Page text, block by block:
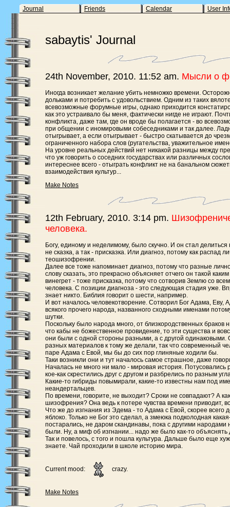
Journal Friends Calendar User
sabaytis' Journal
24th November, 2010. 11:52 am. Мысли о
Иногда возникает желание убить немножко времени.
дольками и потребить с удовольствием. Одним из таких
всевозможные форумные игры, однако приходится
как это устраивало бы меня, фактически нигде не играют.
конфликта, даже там, где он вроде бы полагается - во
при общении с иномировыми собеседниками и так далее.
отыгрывает, а если отыгрывает - быстро скатывается до
ограниченного набора слов (ругательства, уважительное
На уровне реальных действий нет никакой разницы между
что уж говорить о соседних государствах или различных
интереснее всего - отыграть конфликт не на банальном
взаимодействия культур...
Make Notes
12th February, 2010. 3:14 pm.
человека.
Богу, единому и неделимому, было скучно. И он стал
не сказка, а так - присказка. Или диагноз, потому как распад
теошизофрении.
Далее все тоже напоминает диагноз, потому что разные
слову сказать, это прекрасно объясняет отчего он такой
винегрет - тоже присказка, потому что сотворив Землю со
человека. С позиции диагноза - это следующая стадия уже.
знает никто. Библия говорит о шести, например.
И вот началось человекотворение. Сотворил Бог Адама,
всякого прочего народа, названного сходными именами
шутки.
Поскольку было народа много, от близкородственных браков
что кабы не божественное провидение, то эти существа и
они были с одной стороны разными, а с другой
разных материалов к тому же делали, так что современный
паре Адама с Евой, мы бы до сих пор глиняные ходили бы.
Таки возникли они и тут началось самое страшное, даже
Началась не много ни мало - мировая история.
кое-как скрестились друг с другом и разбрелись по разным
Какие-то гибриды повымирали, какие-то известны нам под
неандертальцев.
По времени, говорите, не выходит? Сроки не совпадают? А
шизофрения? Она ведь к потере чувства времени приводит,
Что же до изгнания из Эдема - то Адама с Евой, скорее всего
яблоко. Только не Бог это сделал, а змеюка подколодная
постарались, не даром скандинавы, пока с другими
были. Ну, а миф об изгнании... надо же было как-то
Так и повелось, с того и пошла культура. Дальше было еще
знаете. Чай проходили в школе историю мира.
Current mood: crazy.
Make Notes